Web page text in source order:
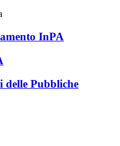
InPA
delle Pubbliche